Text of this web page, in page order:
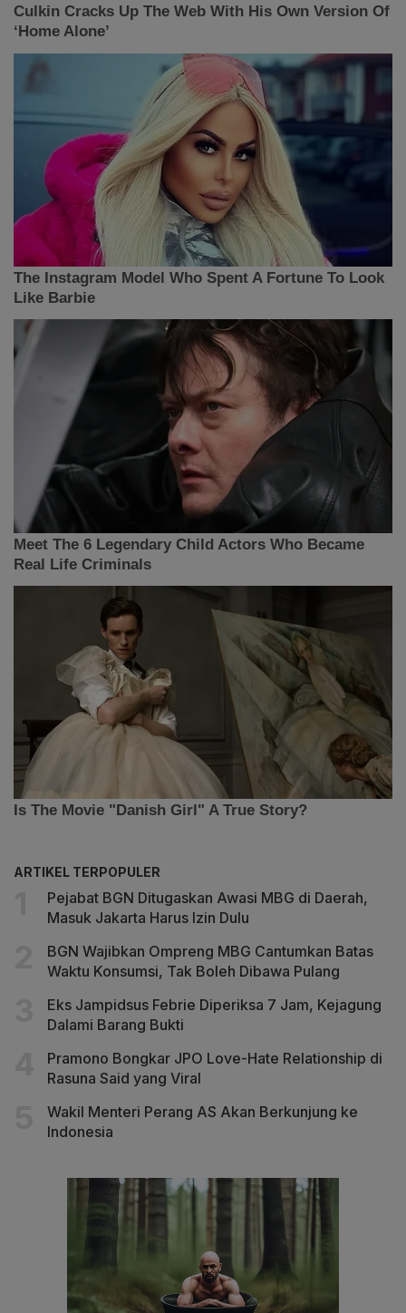
ARTIKEL TERPOPULER
Pejabat BGN Ditugaskan Awasi MBG di Daerah,
Masuk Jakarta Harus Izin Dulu
BGN Wajibkan Ompreng MBG Cantumkan Batas
Waktu Konsumsi, Tak Boleh Dibawa Pulang
Eks Jampidsus Febrie Diperiksa 7 Jam, Kejagung
Dalami Barang Bukti
Pramono Bongkar JPO Love-Hate Relationship di
Rasuna Said yang Viral
Wakil Menteri Perang AS Akan Berkunjung ke
Indonesia